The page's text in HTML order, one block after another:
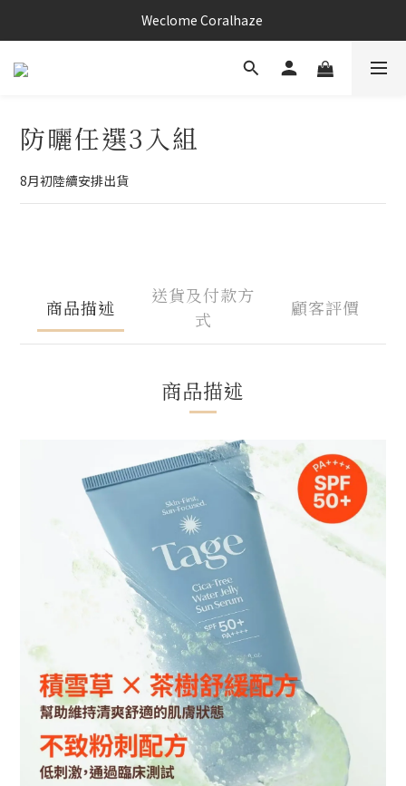
Weclome Coralhaze
Weclome Coralhaze
防曬任選3入組
8月初陸續安排出貨
商品描述
送貨及付款方
式
顧客評價
商品描述